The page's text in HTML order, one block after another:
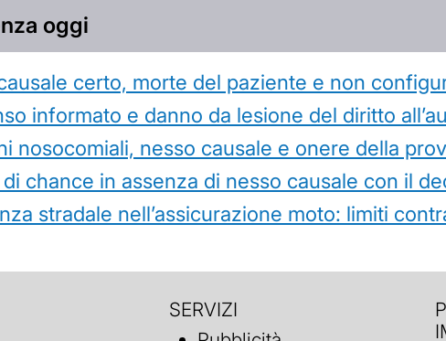
oggi
certo, morte del paziente e non
informato e danno da lesione del diritto
nosocomiali, nesso causale e onere della
chance in assenza di nesso causale con il
stradale nell’assicurazione moto: limiti
SERVIZI